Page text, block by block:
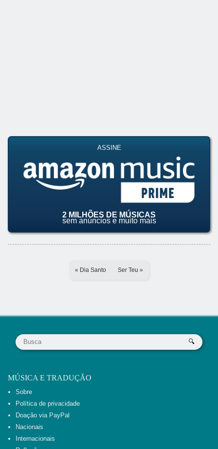
ASSINE
2 MILHÕES DE MÚSICAS
sem anúncios e muito mais
« Dia Santo Ser Teu »
MÚSICA E TRADUÇÃO
Sobre
Política de privacidade
Doação via PayPal
Nacionais
Internacionais